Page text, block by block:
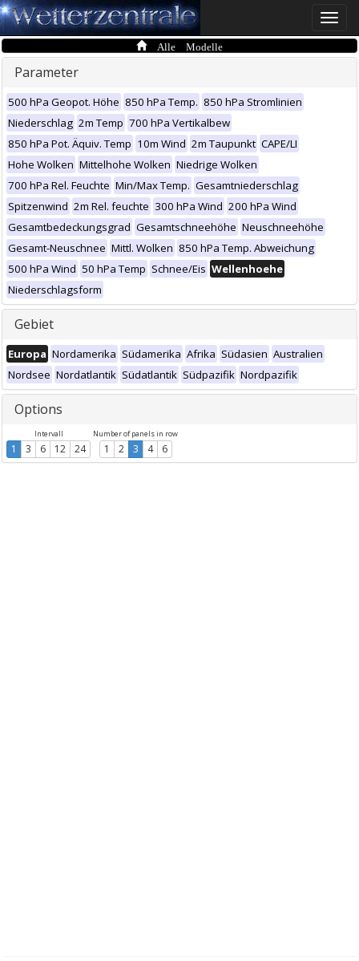
Toggle
Alle Modelle
Parameter
500 hPa Geopot. Höhe 850 hPa Temp. 850 hPa Stromlinien
Niederschlag 2m Temp 700 hPa Vertikalbew
850 hPa Pot. Äquiv. Temp 10m Wind 2m Taupunkt CAPE/LI
Hohe Wolken Mittelhohe Wolken Niedrige Wolken
700 hPa Rel. Feuchte Min/Max Temp. Gesamtniederschlag
Spitzenwind 2m Rel. feuchte 300 hPa Wind 200 hPa Wind
Gesamtbedeckungsgrad Gesamtschneehöhe Neuschneehöhe
Gesamt-Neuschnee Mittl. Wolken 850 hPa Temp. Abweichung
500 hPa Wind 50 hPa Temp Schnee/Eis Wellenhoehe
Niederschlagsform
Gebiet
Europa Nordamerika Südamerika Afrika Südasien Australien
Nordsee Nordatlantik Südatlantik Südpazifik Nordpazifik
Options
Intervall
1 3 6 12 24
Number of panels in row
1 2 3 4 6